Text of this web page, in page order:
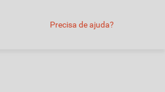
Precisa de ajuda?